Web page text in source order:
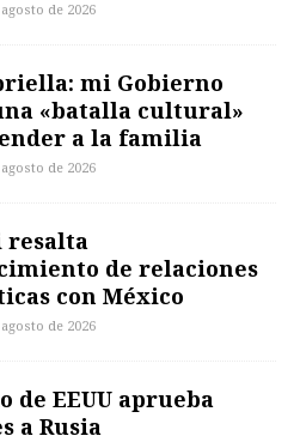
de 2026
mi Gobierno
«batalla cultural»
a la familia
de 2026
de relaciones
con México
de 2026
de EEUU aprueba
a Rusia